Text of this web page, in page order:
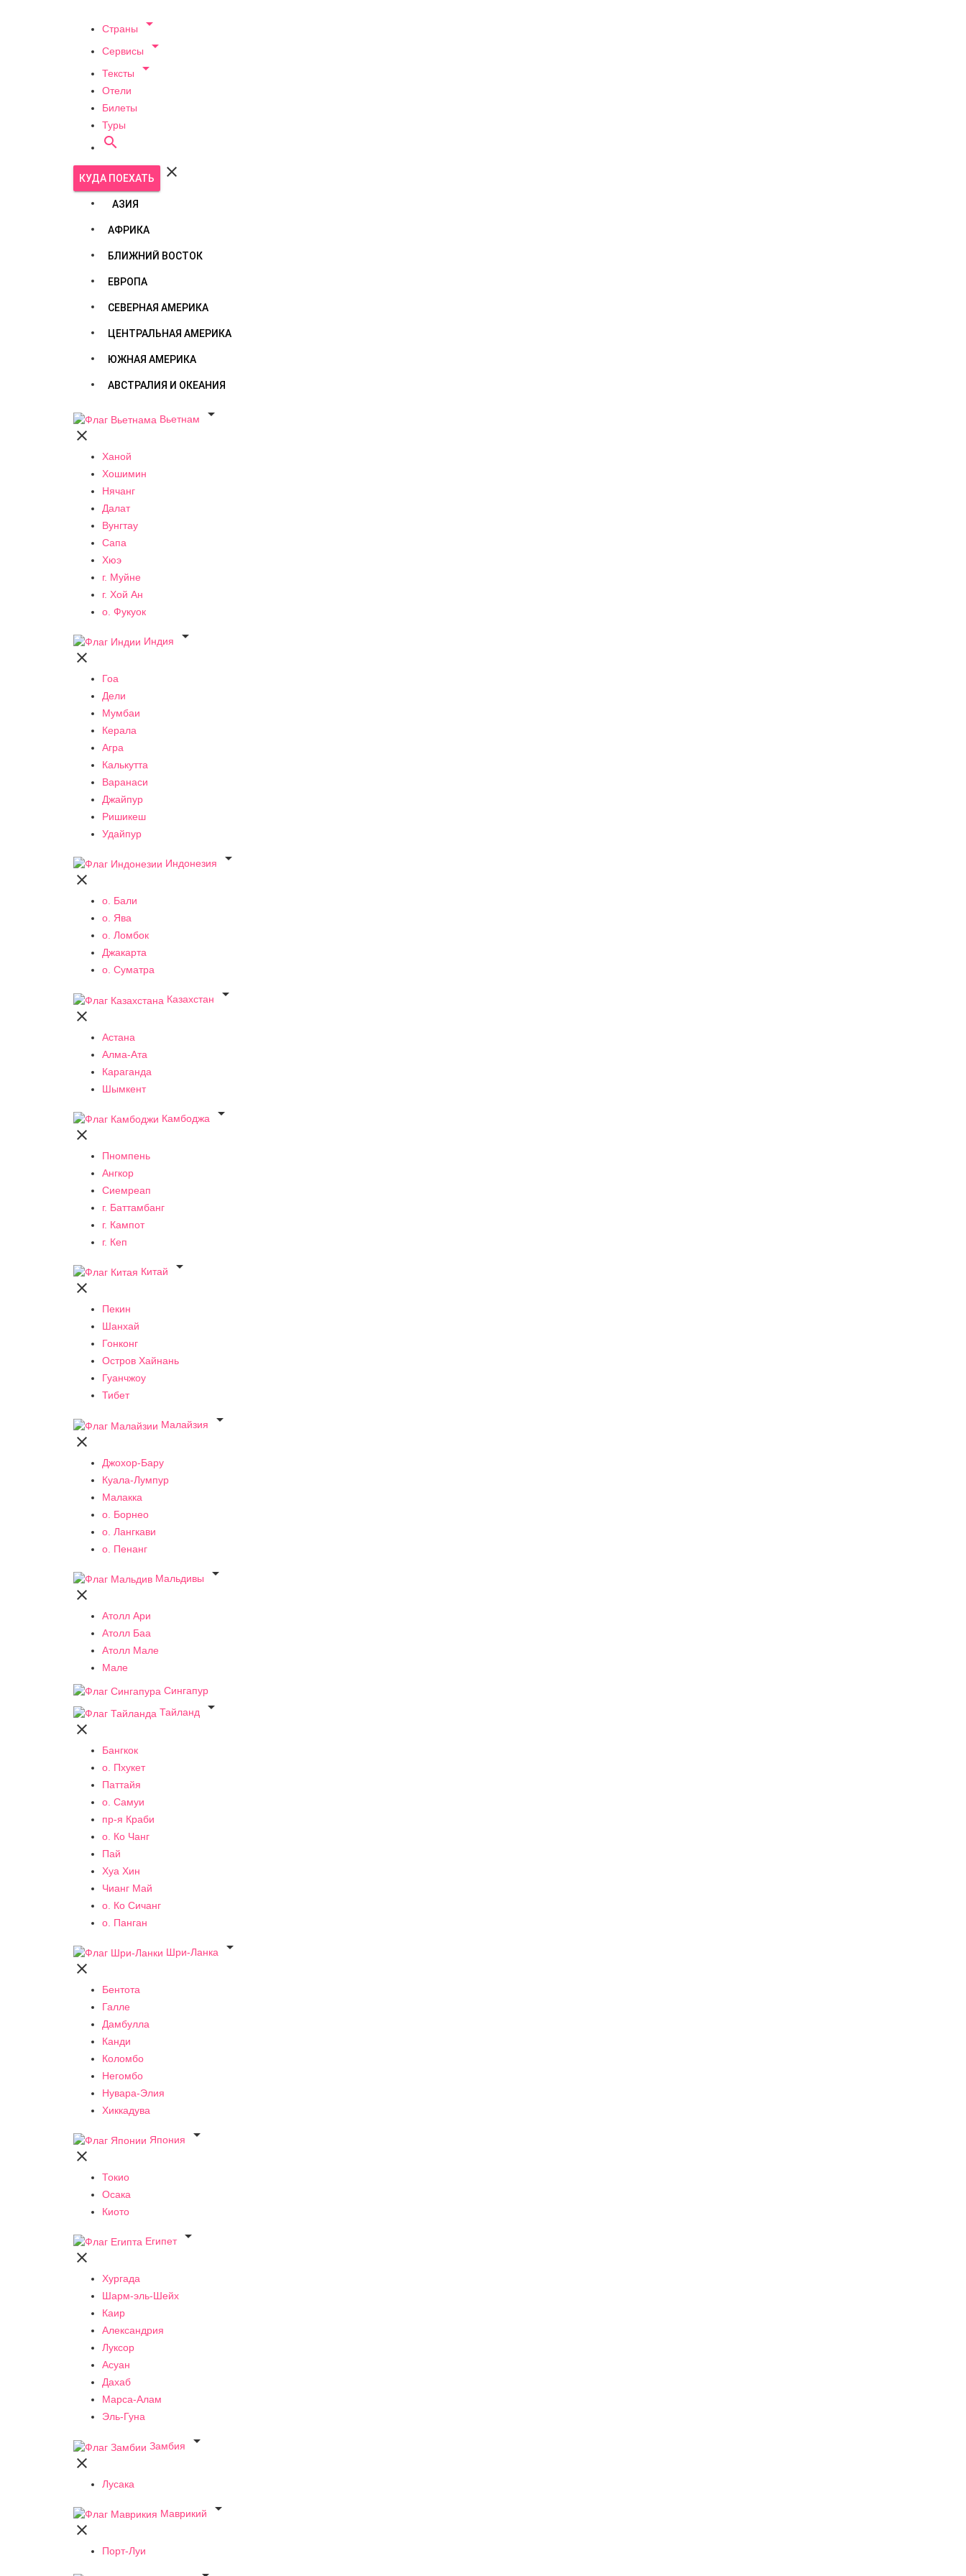
Страны 
Сервисы 
Тексты 
Отели
Билеты
Туры

КУДА ПОЕХАТЬ 
АЗИЯ
АФРИКА
БЛИЖНИЙ ВОСТОК
ЕВРОПА
СЕВЕРНАЯ АМЕРИКА
ЦЕНТРАЛЬНАЯ АМЕРИКА
ЮЖНАЯ АМЕРИКА
АВСТРАЛИЯ И ОКЕАНИЯ
Вьетнам


Ханой
Хошимин
Нячанг
Далат
Вунгтау
Сапа
Хюэ
г. Муйне
г. Хой Ан
о. Фукуок
Индия


Гоа
Дели
Мумбаи
Керала
Агра
Калькутта
Варанаси
Джайпур
Ришикеш
Удайпур
Индонезия


о. Бали
о. Ява
о. Ломбок
Джакарта
о. Суматра
Казахстан


Астана
Алма-Ата
Караганда
Шымкент
Камбоджа


Пномпень
Ангкор
Сиемреап
г. Баттамбанг
г. Кампот
г. Кеп
Китай


Пекин
Шанхай
Гонконг
Остров Хайнань
Гуанчжоу
Тибет
Малайзия


Джохор-Бару
Куала-Лумпур
Малакка
о. Борнео
о. Лангкави
о. Пенанг
Мальдивы


Атолл Ари
Атолл Баа
Атолл Мале
Мале
Сингапур
Тайланд


Бангкок
о. Пхукет
Паттайя
о. Самуи
пр-я Краби
о. Ко Чанг
Пай
Хуа Хин
Чианг Май
о. Ко Сичанг
о. Панган
Шри-Ланка


Бентота
Галле
Дамбулла
Канди
Коломбо
Негомбо
Нувара-Элия
Хиккадува
Япония


Токио
Осака
Киото
Египет


Хургада
Шарм-эль-Шейх
Каир
Александрия
Луксор
Асуан
Дахаб
Марса-Алам
Эль-Гуна
Замбия


Лусака
Маврикий


Порт-Луи